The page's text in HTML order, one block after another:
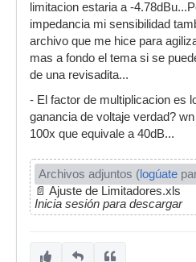
limitacion estaria a -
impedancia mi sensibilidad
archivo que me hice para
mas a fondo el tema si se
de una revisadita...
- El factor de multiplicacion es
ganancia de voltaje verdad?
100x que equivale a 40dB...
Archivos adjuntos (logúate
📄 Ajuste de Limitadores.xls
Inicia sesión para descargar